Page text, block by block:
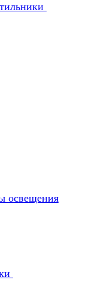
освещения